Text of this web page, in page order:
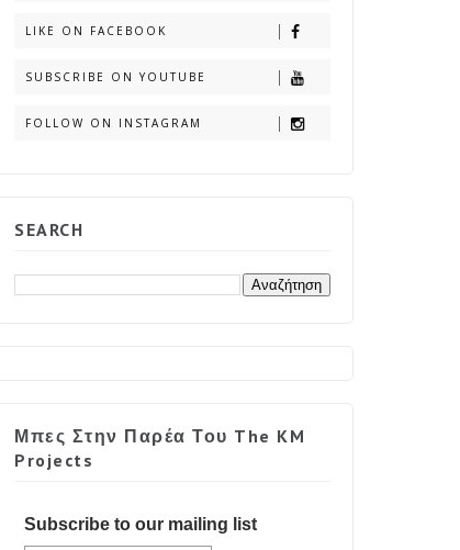
LIKE ON FACEBOOK
SUBSCRIBE ON YOUTUBE
FOLLOW ON INSTAGRAM
SEARCH
Μπες Στην Παρέα Του The KM
Projects
Subscribe to our mailing list